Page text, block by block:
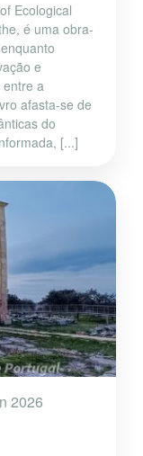
Ecological
é uma obra-
e
entre a
afasta-se de
do
[...]
2026